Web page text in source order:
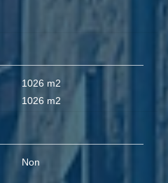
1026 m2
1026 m2
Non